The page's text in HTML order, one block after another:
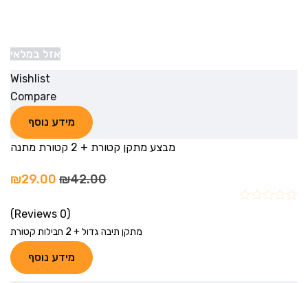
אזל במלאי
Wishlist
Compare
מידע נוסף
מבצע מתקן קטורת + 2 קטורת מתנה
₪42.00
₪29.00
(0 Reviews)
מתקן תיבה גדול + 2 חבילות קטורת
מידע נוסף